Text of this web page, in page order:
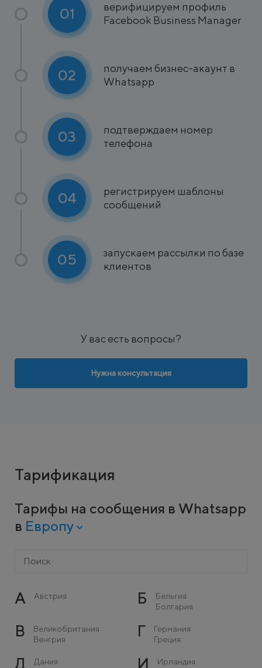
01
верифицируем профиль
Facebook Business Manager
02
получаем бизнес-акаунт в
Whatsapp
03
подтверждаем номер
телефона
04
регистрируем шаблоны
сообщений
05
запускаем рассылки по базе
клиентов
У вас есть вопросы?
Нужна консультация
Тарификация
Тарифы на сообщения в Whatsapp
в Европу
А Австрия Б
Бельгия
Болгария
В
Великобритания
Венгрия
Г
Германия
Греция
Д
Дания
И
Ирландия